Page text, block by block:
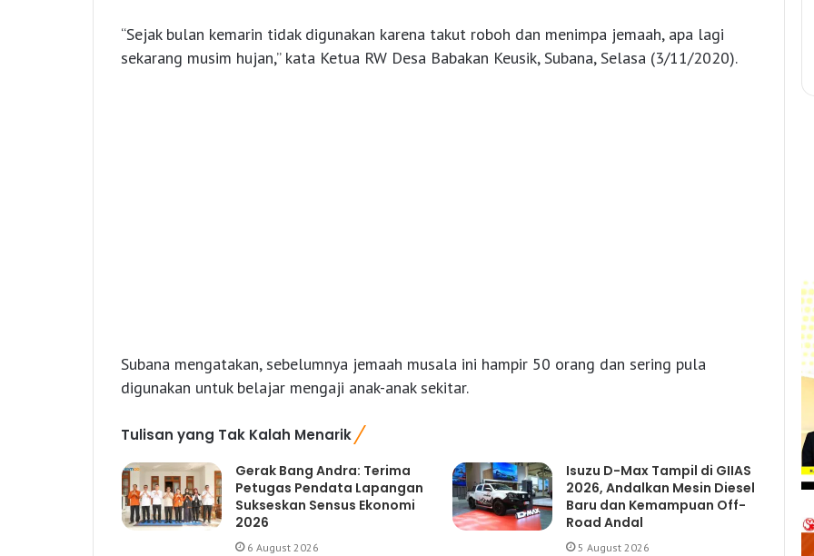
“Sejak bulan kemarin tidak digunakan karena takut roboh dan menimpa jemaah, apa lagi
sekarang musim hujan,” kata Ketua RW Desa Babakan Keusik, Subana, Selasa (3/11/2020).
Subana mengatakan, sebelumnya jemaah musala ini hampir 50 orang dan sering pula
digunakan untuk belajar mengaji anak-anak sekitar.
Tulisan yang Tak Kalah Menarik
Gerak Bang Andra: Terima
Petugas Pendata Lapangan
Sukseskan Sensus Ekonomi
2026
6 August 2026
Isuzu D-Max Tampil di GIIAS
2026, Andalkan Mesin Diesel
Baru dan Kemampuan Off-
Road Andal
5 August 2026